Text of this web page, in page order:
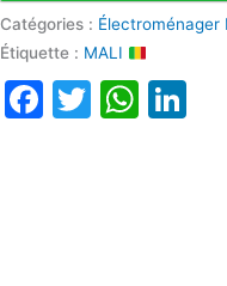
Catégories : Électroménager
Étiquette : MALI
Facebook
Twitter